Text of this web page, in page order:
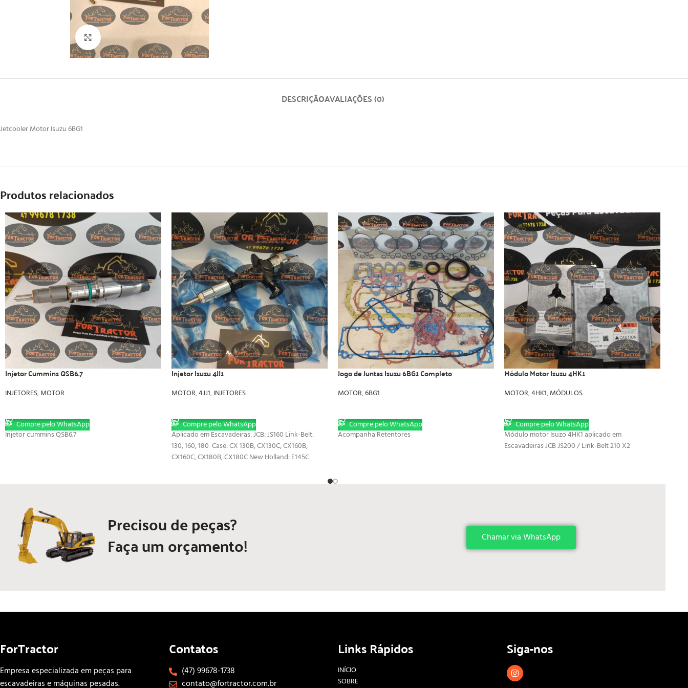
Clique para ampliar
DESCRIÇÃOAVALIAÇÕES (0)
Jetcooler Motor Isuzu 6BG1
Produtos relacionados
Injetor Cummins QSB6.7
INJETORES,MOTOR
Compre pelo WhatsApp
Injetor cummins QSB6.7
Injetor Isuzu 4JJ1
MOTOR,4JJ1,INJETORES
Compre pelo WhatsApp
Aplicado em Escavadeiras: JCB: JS160 Link-Belt:
130, 160, 180 Case: CX 130B, CX130C, CX160B,
CX160C, CX180B, CX180C New Holland: E145C
Jogo de Juntas Isuzu 6BG1 Completo
MOTOR,6BG1
Compre pelo WhatsApp
Acompanha Retentores
Módulo Motor Isuzu 4HK1
MOTOR,4HK1,MÓDULOS
Compre pelo WhatsApp
Módulo motor Isuzo 4HK1 aplicado em
Escavadeiras JCB JS200 / Link-Belt 210 X2
Precisou de peças?
Faça um orçamento! Chamar via WhatsApp
ForTractor
Empresa especializada em peças para
escavadeiras e máquinas pesadas.
Contatos
(47) 99678-1738
contato@fortractor.com.br
Links Rápidos
INÍCIO
SOBRE
Siga-nos